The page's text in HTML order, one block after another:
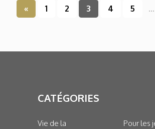
« 1 2 3 4 5 ...
CATÉGORIES
Vie de la
Pour les